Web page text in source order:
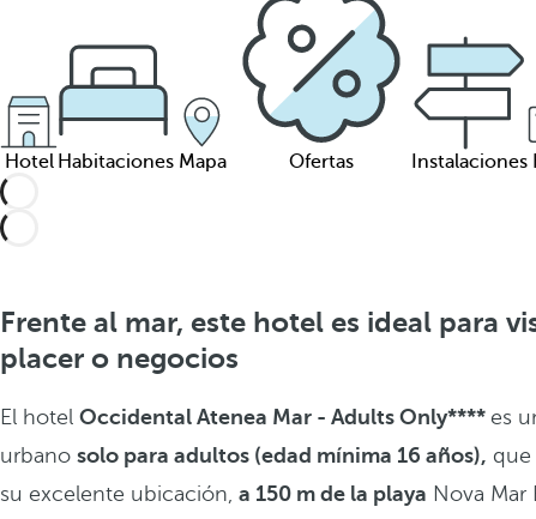
Hotel Habitaciones Mapa Ofertas Instalaciones
Frente al mar, este hotel es ideal para
placer o negocios
El hotel Occidental Atenea Mar - Adults Only**** es
urbano solo para adultos (edad mínima 16 años), que
su excelente ubicación, a 150 m de la playa Nova Mar